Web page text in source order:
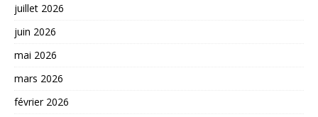
juillet 2026
juin 2026
mai 2026
mars 2026
février 2026